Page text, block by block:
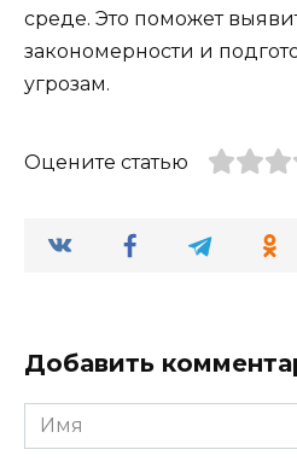
среде. Это поможет
закономерности и
угрозам.
Оцените статью
Добавить
Имя
*